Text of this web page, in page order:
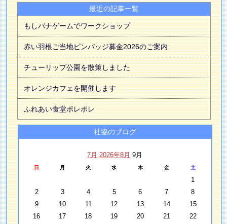
最近の記事一覧
もしバナゲームでワークショップ
赤い羽根ご当地ピンバッジ募金2026のご案内
チューリップ公園を散策しました
オレンジカフェを開催します
ふれあい食堂ポレポレ
社協のブログ
7月 2026年8月 9月
日 月 火 水 木 金 土
1
2
3 4 5 6 7
8
9
10 11 12 13 14
15
16
17 18 19 20 21
22